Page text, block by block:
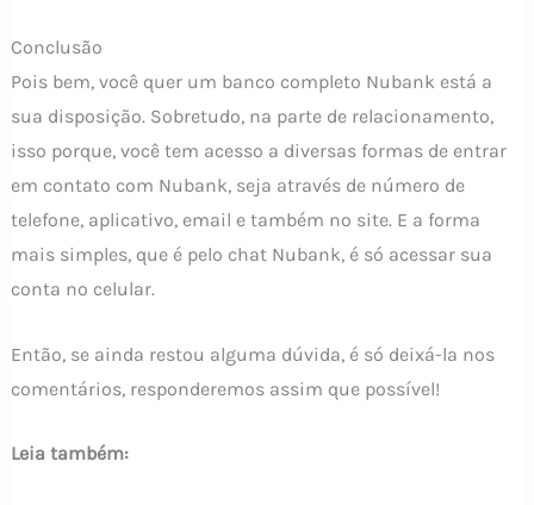
Conclusão
Pois bem, você quer um banco completo Nubank está a
sua disposição. Sobretudo, na parte de relacionamento,
isso porque, você tem acesso a diversas formas de entrar
em contato com Nubank, seja através de número de
telefone, aplicativo, email e também no site. E a forma
mais simples, que é pelo chat Nubank, é só acessar sua
conta no celular.
Então, se ainda restou alguma dúvida, é só deixá-la nos
comentários, responderemos assim que possível!
Leia também: